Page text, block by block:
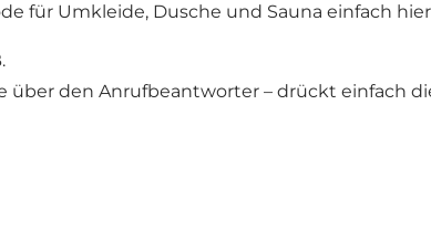
für Umkleide, Dusche und Sauna einfach
über den Anrufbeantworter – drückt einfach